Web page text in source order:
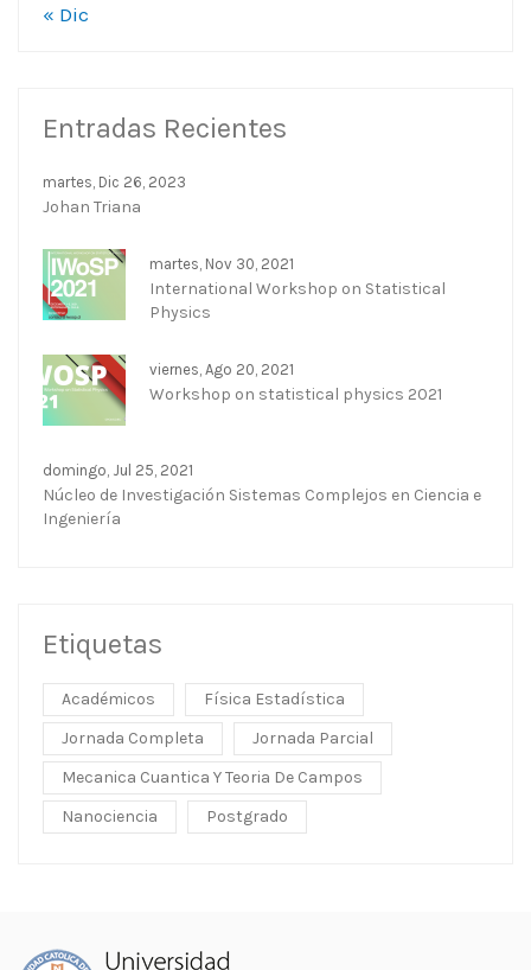
« Dic
Entradas Recientes
martes, Dic 26, 2023
Johan Triana
martes, Nov 30, 2021
International Workshop on Statistical
Physics
viernes, Ago 20, 2021
Workshop on statistical physics 2021
domingo, Jul 25, 2021
Núcleo de Investigación Sistemas Complejos en Ciencia e
Ingeniería
Etiquetas
Académicos
Física Estadística
Jornada Completa
Jornada Parcial
Mecanica Cuantica Y Teoria De Campos
Nanociencia
Postgrado